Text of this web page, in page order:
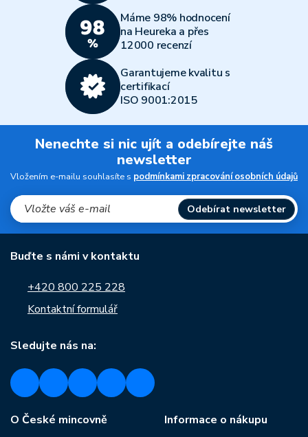
Máme 98% hodnocení
na Heureka a přes
12000 recenzí
Garantujeme kvalitu s
certifikací
ISO 9001:2015
Nenechte si nic ujít a odebírejte náš
newsletter
Vložením e-mailu souhlasíte s podmínkami zpracování osobních údajů
Odebírat newsletter
Buďte s námi v kontaktu
+420 800 225 228
Kontaktní formulář
Sledujte nás na:
O České mincovně Informace o nákupu